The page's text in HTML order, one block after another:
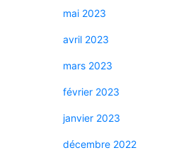
mai 2023
avril 2023
mars 2023
février 2023
janvier 2023
décembre 2022